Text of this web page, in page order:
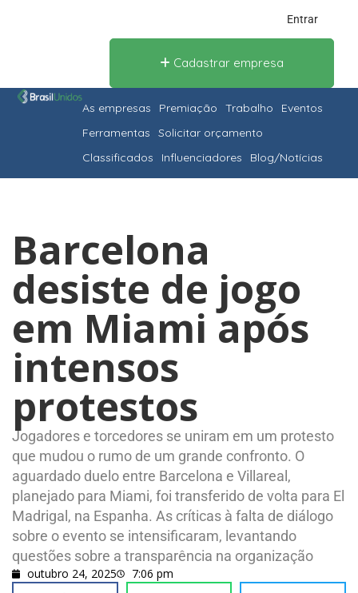
Entrar
Cadastrar empresa
As empresas Premiação Trabalho
Eventos
Ferramentas
Solicitar orçamento
Classificados
Influenciadores Blog/Notícias
Barcelona
desiste de jogo
em Miami após
intensos
protestos
Jogadores e torcedores se uniram em um protesto
que mudou o rumo de um grande confronto. O
aguardado duelo entre Barcelona e Villareal,
planejado para Miami, foi transferido de volta para El
Madrigal, na Espanha. As críticas à falta de diálogo
sobre o evento se intensificaram, levantando
questões sobre a transparência na organização
outubro 24, 2025 7:06 pm